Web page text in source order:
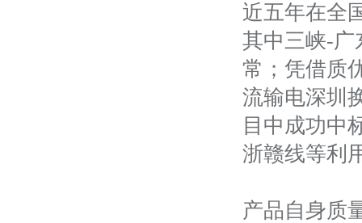
近五年在全
其中三峡-广
常；凭借质
流输电深圳
目中成功中
浙赣线等利
产品自身质